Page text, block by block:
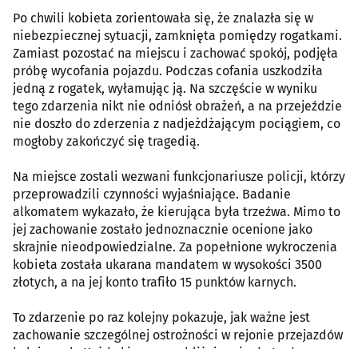
Po chwili kobieta zorientowała się, że znalazła się w
niebezpiecznej sytuacji, zamknięta pomiędzy rogatkami.
Zamiast pozostać na miejscu i zachować spokój, podjęła
próbę wycofania pojazdu. Podczas cofania uszkodziła
jedną z rogatek, wyłamując ją. Na szczęście w wyniku
tego zdarzenia nikt nie odniósł obrażeń, a na przejeździe
nie doszło do zderzenia z nadjeżdżającym pociągiem, co
mogłoby zakończyć się tragedią.
Na miejsce zostali wezwani funkcjonariusze policji, którzy
przeprowadzili czynności wyjaśniające. Badanie
alkomatem wykazało, że kierująca była trzeźwa. Mimo to
jej zachowanie zostało jednoznacznie ocenione jako
skrajnie nieodpowiedzialne. Za popełnione wykroczenia
kobieta została ukarana mandatem w wysokości 3500
złotych, a na jej konto trafiło 15 punktów karnych.
To zdarzenie po raz kolejny pokazuje, jak ważne jest
zachowanie szczególnej ostrożności w rejonie przejazdów